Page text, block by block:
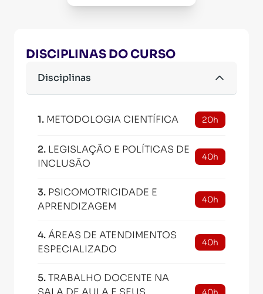
DISCIPLINAS DO CURSO
Disciplinas
1. METODOLOGIA CIENTÍFICA 20h
2. LEGISLAÇÃO E POLÍTICAS DE
INCLUSÃO
40h
3. PSICOMOTRICIDADE E
APRENDIZAGEM
40h
4.ÁREAS DE ATENDIMENTOS
ESPECIALIZADO
40h
5.TRABALHO DOCENTE NA